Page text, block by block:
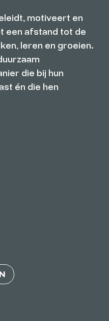
motiveert en
een afstand tot de
leren en groeien.
die bij hun
én die hen